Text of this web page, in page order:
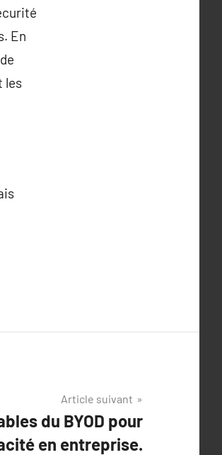
En
les
Article suivant
du BYOD pour
en entreprise.